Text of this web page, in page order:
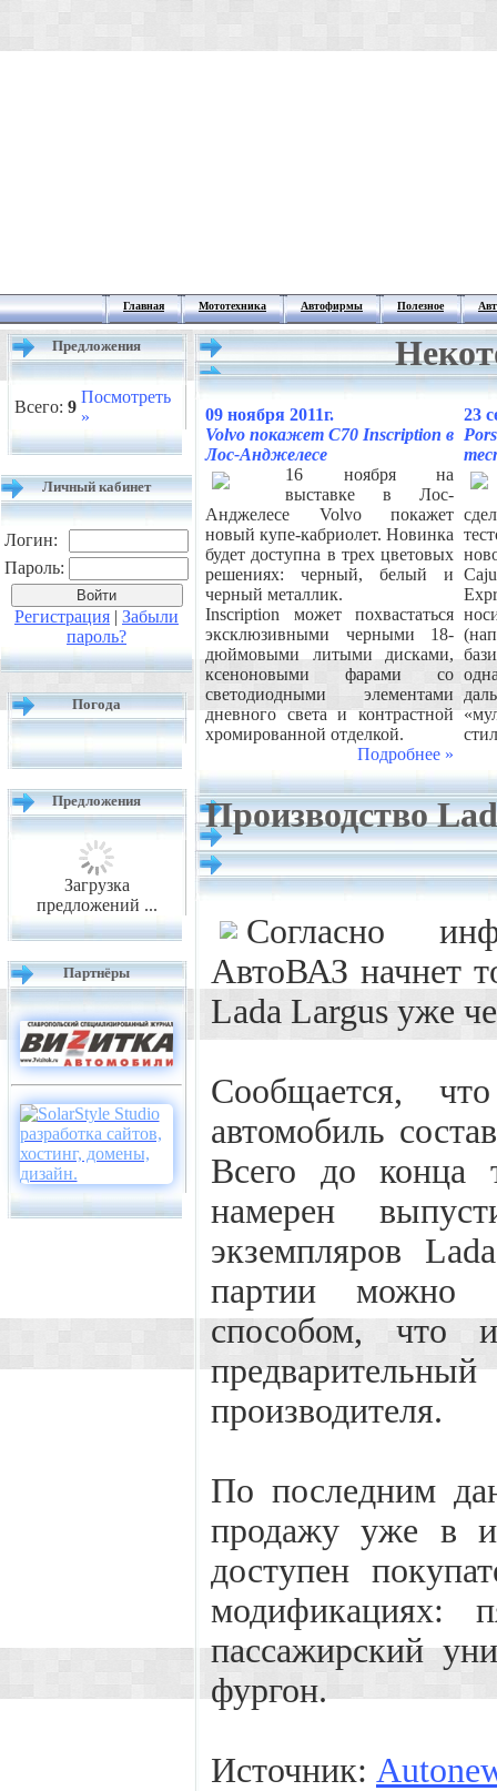
Главная Мототехника Автофирмы Полезное
Предложения
Всего: 9
Посмотреть
»
Личный кабинет
Логин:
Пароль:
Регистрация | Забыли
пароль?
Погода
Предложения
Загрузка
предложений ...
Партнёры
09 ноября 2011г.
Volvo покажет С70 Inscription в
Лос-Анджелесе
16 ноября на
выставке в Лос-
Анджелесе Volvo покажет
новый купе-кабриолет. Новинка
будет доступна в трех цветовых
решениях: черный, белый и
черный металлик.
Inscription может похвастаться
эксклюзивными черными 18-
дюймовыми литыми дисками,
ксеноновыми фарами со
светодиодными элементами
дневного света и контрастной
хромированной отделкой.
Подробнее »
23
Производство
Согласно
АвтоВАЗ начнет
Lada Largus уже
Сообщается,
автомобиль
Всего до конца
намерен
экземпляров
партии можно
способом, что
производителя.
По последним
продажу уже в
доступен
модификациях:
пассажирский
фургон.
Источник: